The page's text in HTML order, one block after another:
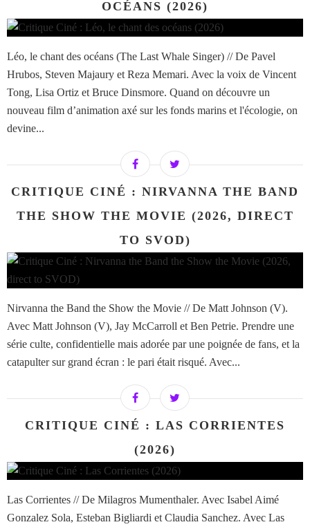
OCÉANS (2026)
Léo, le chant des océans (The Last Whale Singer) // De Pavel
Hrubos, Steven Majaury et Reza Memari. Avec la voix de Vincent
Tong, Lisa Ortiz et Bruce Dinsmore. Quand on découvre un
nouveau film d’animation axé sur les fonds marins et l'écologie, on
devine...
CRITIQUE CINÉ : NIRVANNA THE BAND
THE SHOW THE MOVIE (2026, DIRECT
TO SVOD)
Nirvanna the Band the Show the Movie // De Matt Johnson (V).
Avec Matt Johnson (V), Jay McCarroll et Ben Petrie. Prendre une
série culte, confidentielle mais adorée par une poignée de fans, et la
catapulter sur grand écran : le pari était risqué. Avec...
CRITIQUE CINÉ : LAS CORRIENTES
(2026)
Las Corrientes // De Milagros Mumenthaler. Avec Isabel Aimé
Gonzalez Sola, Esteban Bigliardi et Claudia Sanchez. Avec Las